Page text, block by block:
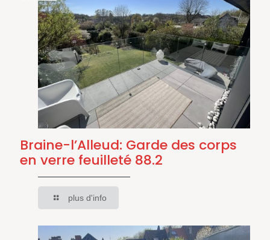
Braine-l’Alleud: Garde des corps
en verre feuilleté 88.2
plus d'info